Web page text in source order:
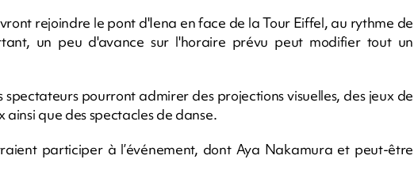
rejoindre le pont d'Iena en face de la Tour Eiffel, au rythme de
un peu d'avance sur l'horaire prévu peut modifier tout un
pourront admirer des projections visuelles, des jeux de
ainsi que des spectacles de danse.
participer à l’événement, dont Aya Nakamura et peut-être